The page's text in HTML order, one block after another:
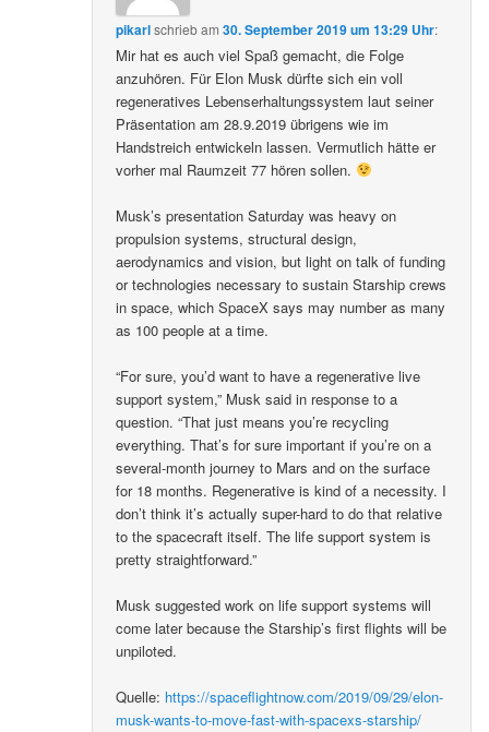
pikarlschriebam30. September 2019 um 13:29 Uhr:
Mir hat es auch viel Spaß gemacht, die Folge
anzuhören. Für Elon Musk dürfte sich ein voll
regeneratives Lebenserhaltungssystem laut seiner
Präsentation am 28.9.2019 übrigens wie im
Handstreich entwickeln lassen. Vermutlich hätte er
vorher mal Raumzeit 77 hören sollen.
Musk’s presentation Saturday was heavy on
propulsion systems, structural design,
aerodynamics and vision, but light on talk of funding
or technologies necessary to sustain Starship crews
in space, which SpaceX says may number as many
as 100 people at a time.
“For sure, you’d want to have a regenerative live
support system,” Musk said in response to a
question. “That just means you’re recycling
everything. That’s for sure important if you’re on a
several-month journey to Mars and on the surface
for 18 months. Regenerative is kind of a necessity. I
don’t think it’s actually super-hard to do that relative
to the spacecraft itself. The life support system is
pretty straightforward.”
Musk suggested work on life support systems will
come later because the Starship’s first flights will be
unpiloted.
Quelle: https://spaceflightnow.com/2019/09/29/elon-
musk-wants-to-move-fast-with-spacexs-starship/